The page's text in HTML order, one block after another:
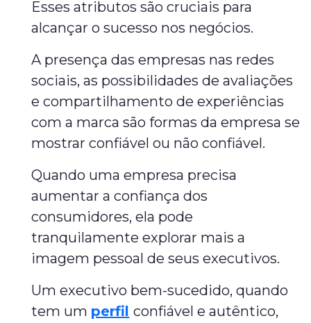
Esses atributos são cruciais para
alcançar o sucesso nos negócios.
A presença das empresas nas redes
sociais, as possibilidades de avaliações
e compartilhamento de experiências
com a marca são formas da empresa se
mostrar confiável ou não confiável.
Quando uma empresa precisa
aumentar a confiança dos
consumidores, ela pode
tranquilamente explorar mais a
imagem pessoal de seus executivos.
Um executivo bem-sucedido, quando
tem um perfil confiável e autêntico,